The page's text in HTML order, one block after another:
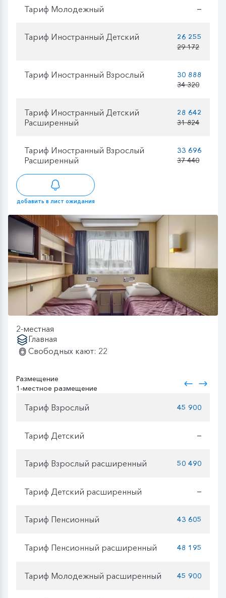
Тариф Молодежный —
Тариф Иностранный Детский
26 255
29 172
Тариф Иностранный Взрослый
30 888
34 320
Тариф Иностранный Детский
Расширенный
28 642
31 824
Тариф Иностранный Взрослый
Расширенный
33 696
37 440
добавить в лист ожидания
2-местная
Главная
Свободных кают: 22
Размещение
1-местное размещение
Тариф Взрослый 45 900
Тариф Детский —
Тариф Взрослый расширенный 50 490
Тариф Детский расширенный —
Тариф Пенсионный 43 605
Тариф Пенсионный расширенный 48 195
Тариф Молодежный расширенный 45 900